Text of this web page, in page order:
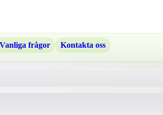
Vanliga frågor Kontakta oss